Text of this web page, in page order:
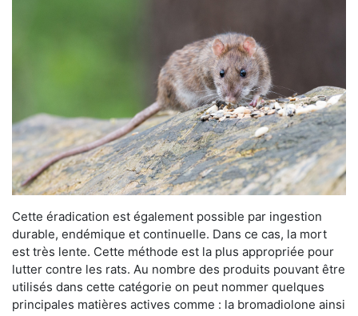
Cette éradication est également possible par ingestion
durable, endémique et continuelle. Dans ce cas, la mort
est très lente. Cette méthode est la plus appropriée pour
lutter contre les rats. Au nombre des produits pouvant être
utilisés dans cette catégorie on peut nommer quelques
principales matières actives comme : la bromadiolone ainsi